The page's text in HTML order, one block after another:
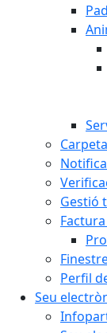
Gestió
Perfil
Seu